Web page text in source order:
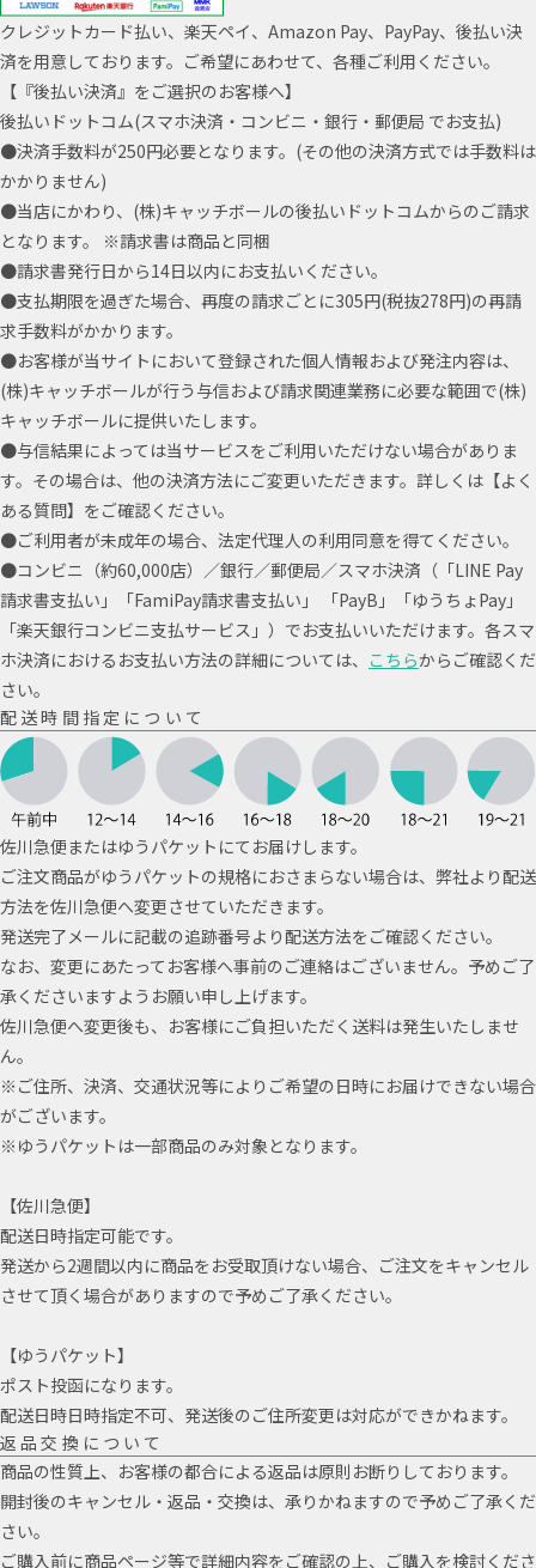
クレジットカード払い、楽天ペイ、Amazon Pay、PayPay、後払い決
済を用意しております。ご希望にあわせて、各種ご利用ください。
【『後払い決済』をご選択のお客様へ】
後払いドットコム(スマホ決済・コンビニ・銀行・郵便局 でお支払)
●決済手数料が250円必要となります。(その他の決済方式では手数料は
かかりません)
●当店にかわり、(株)キャッチボールの後払いドットコムからのご請求
となります。 ※請求書は商品と同梱
●請求書発行日から14日以内にお支払いください。
●支払期限を過ぎた場合、再度の請求ごとに305円(税抜278円)の再請
求手数料がかかります。
●お客様が当サイトにおいて登録された個人情報および発注内容は、
(株)キャッチボールが行う与信および請求関連業務に必要な範囲で(株)
キャッチボールに提供いたします。
●与信結果によっては当サービスをご利用いただけない場合がありま
す。その場合は、他の決済方法にご変更いただきます。詳しくは【よく
ある質問】をご確認ください。
●ご利用者が未成年の場合、法定代理人の利用同意を得てください。
●コンビニ（約60,000店）／銀行／郵便局／スマホ決済（「LINE Pay
請求書支払い」「FamiPay請求書支払い」 「PayB」「ゆうちょPay」
「楽天銀行コンビニ支払サービス」）でお支払いいただけます。各スマ
ホ決済におけるお支払い方法の詳細については、 こちらからご確認くだ
さい。
配送時間指定について
佐川急便またはゆうパケットにてお届けします。
ご注文商品がゆうパケットの規格におさまらない場合は、弊社より配送
方法を佐川急便へ変更させていただきます。
発送完了メールに記載の追跡番号より配送方法をご確認ください。
なお、変更にあたってお客様へ事前のご連絡はございません。予めご了
承くださいますようお願い申し上げます。
佐川急便へ変更後も、お客様にご負担いただく送料は発生いたしませ
ん。
※ご住所、決済、交通状況等によりご希望の日時にお届けできない場合
がございます。
※ゆうパケットは一部商品のみ対象となります。
【佐川急便】
配送日時指定可能です。
発送から2週間以内に商品をお受取頂けない場合、ご注文をキャンセル
させて頂く場合がありますので予めご了承ください。
【ゆうパケット】
ポスト投函になります。
配送日時日時指定不可、発送後のご住所変更は対応ができかねます。
返品交換について
商品の性質上、お客様の都合による返品は原則お断りしております。
開封後のキャンセル・返品・交換は、承りかねますので予めご了承くだ
さい。
ご購入前に商品ページ等で詳細内容をご確認の上、ご購入を検討くださ